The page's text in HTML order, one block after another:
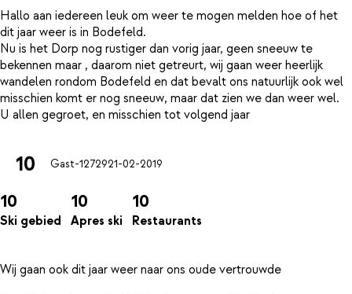
Hallo aan iedereen leuk om weer te mogen melden hoe of het
dit jaar weer is in Bodefeld.
Nu is het Dorp nog rustiger dan vorig jaar, geen sneeuw te
bekennen maar , daarom niet getreurt, wij gaan weer heerlijk
wandelen rondom Bodefeld en dat bevalt ons natuurlijk ook wel
misschien komt er nog sneeuw, maar dat zien we dan weer wel.
10 Gast-1272921-02-2019
10
Ski gebied
10
Apres ski
10
Restaurants
Wij gaan ook dit jaar weer naar ons oude vertrouwde